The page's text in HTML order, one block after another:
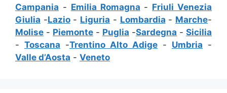
Campania - Emilia Romagna - Friuli Venezia
Giulia -Lazio- Liguria - Lombardia - Marche-
Molise - Piemonte - Puglia -Sardegna - Sicilia
- Toscana -Trentino Alto Adige - Umbria -
Valle d’Aosta - Veneto